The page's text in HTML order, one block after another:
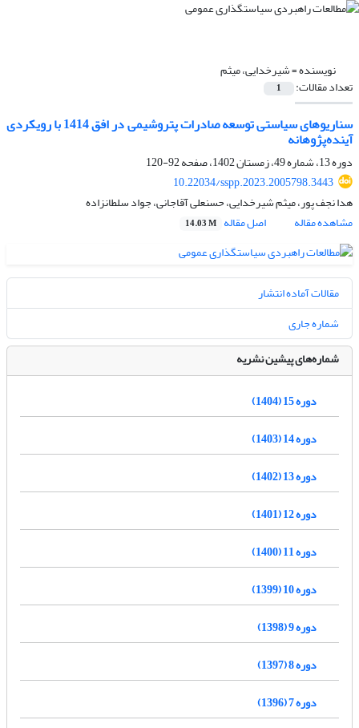
نویسنده =شیرخدایی، میثم
تعداد مقالات: 1
سناریوهای سیاستی توسعه صادرات پتروشیمی در افق 1414 با رویکردی
آینده‌پژوهانه
دوره 13، شماره 49، زمستان 1402، صفحه
92-120
10.22034/sspp.2023.2005798.3443
هدا نجف پور، میثم شیرخدایی، حسنعلی آقاجانی، جواد سلطانزاده
مشاهده مقاله
اصل مقاله 14.03 M
مقالات آماده انتشار
شماره جاری
شماره‌های پیشین نشریه
دوره 15 (1404)
دوره 14 (1403)
دوره 13 (1402)
دوره 12 (1401)
دوره 11 (1400)
دوره 10 (1399)
دوره 9 (1398)
دوره 8 (1397)
دوره 7 (1396)